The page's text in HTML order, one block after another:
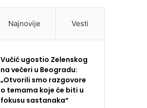
Najnovije Vesti
Vučić ugostio Zelenskog
na večeri u Beogradu:
„Otvorili smo razgovore
o temama koje će biti u
fokusu sastanaka“